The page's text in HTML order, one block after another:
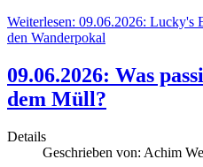
Weiterlesen: 09.06.2026: Lucky's
den Wanderpokal
09.06.2026: Was
dem Müll?
Details
Geschrieben von: Achim